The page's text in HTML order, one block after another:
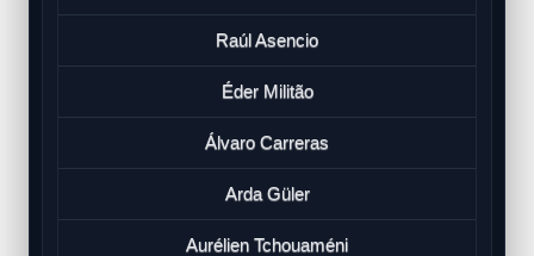
Raúl Asencio
Éder Militão
Álvaro Carreras
Arda Güler
Aurélien Tchouaméni